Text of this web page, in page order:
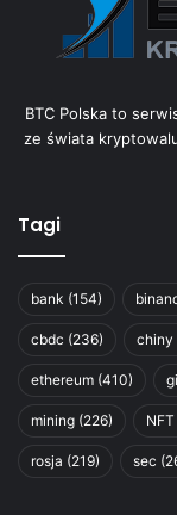
BTC Polska to
ze świata
Tagi
bank (154)
cbdc (236) chiny
ethereum (410)
mining (226) NFT
rosja (219) sec